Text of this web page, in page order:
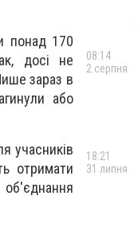
понад 170
досі не
зараз в
або
учасників
отримати
об'єднання
08:14
2 серпня
18:21
31 липня